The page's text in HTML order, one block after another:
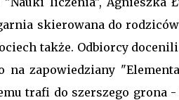
skierowana do
także. Odbiorcy docenili
na zapowiedziany
trafi do szerszego grona